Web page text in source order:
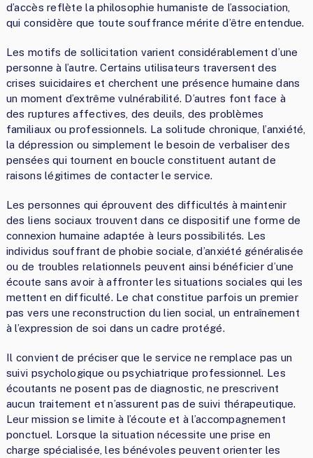
d’accès reflète la philosophie humaniste de l’association,
qui considère que toute souffrance mérite d’être entendue.
Les motifs de sollicitation varient considérablement d’une
personne à l’autre. Certains utilisateurs traversent des
crises suicidaires et cherchent une présence humaine dans
un moment d’extrême vulnérabilité. D’autres font face à
des ruptures affectives, des deuils, des problèmes
familiaux ou professionnels. La solitude chronique, l’anxiété,
la dépression ou simplement le besoin de verbaliser des
pensées qui tournent en boucle constituent autant de
raisons légitimes de contacter le service.
Les personnes qui éprouvent des difficultés à maintenir
des liens sociaux trouvent dans ce dispositif une forme de
connexion humaine adaptée à leurs possibilités. Les
individus souffrant de phobie sociale, d’anxiété généralisée
ou de troubles relationnels peuvent ainsi bénéficier d’une
écoute sans avoir à affronter les situations sociales qui les
mettent en difficulté. Le chat constitue parfois un premier
pas vers une reconstruction du lien social, un entraînement
à l’expression de soi dans un cadre protégé.
Il convient de préciser que le service ne remplace pas un
suivi psychologique ou psychiatrique professionnel. Les
écoutants ne posent pas de diagnostic, ne prescrivent
aucun traitement et n’assurent pas de suivi thérapeutique.
Leur mission se limite à l’écoute et à l’accompagnement
ponctuel. Lorsque la situation nécessite une prise en
charge spécialisée, les bénévoles peuvent orienter les